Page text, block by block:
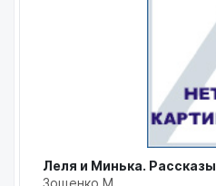
Леля и Минька. Рассказы